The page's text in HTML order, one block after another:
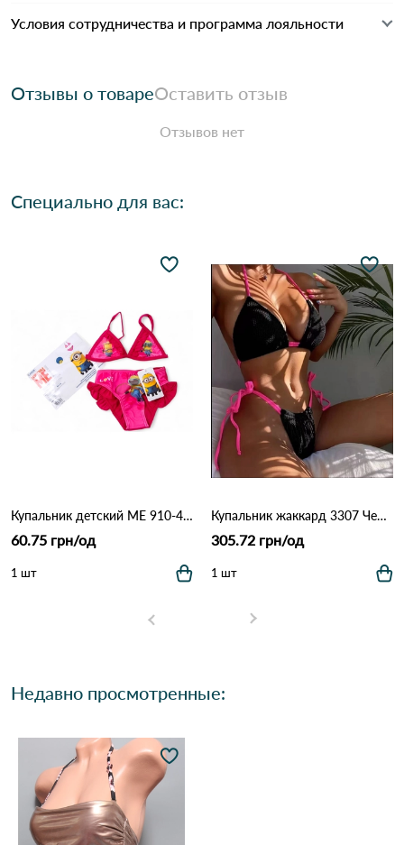
Условия сотрудничества и программа лояльности
Отзывы о товареОставить отзыв
Отзывов нет
Специально для вас:
Купальник детский ME 910-443 Различные цвета
60.75 грн/од
1 шт
Купальник жаккард 3307 Черно-малиновый
305.72 грн/од
1 шт
Недавно просмотренные: